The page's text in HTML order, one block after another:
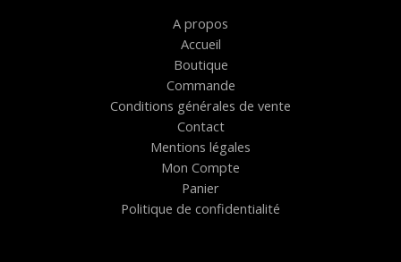
A propos
Accueil
Boutique
Commande
Conditions générales de vente
Contact
Mentions légales
Mon Compte
Panier
Politique de confidentialité